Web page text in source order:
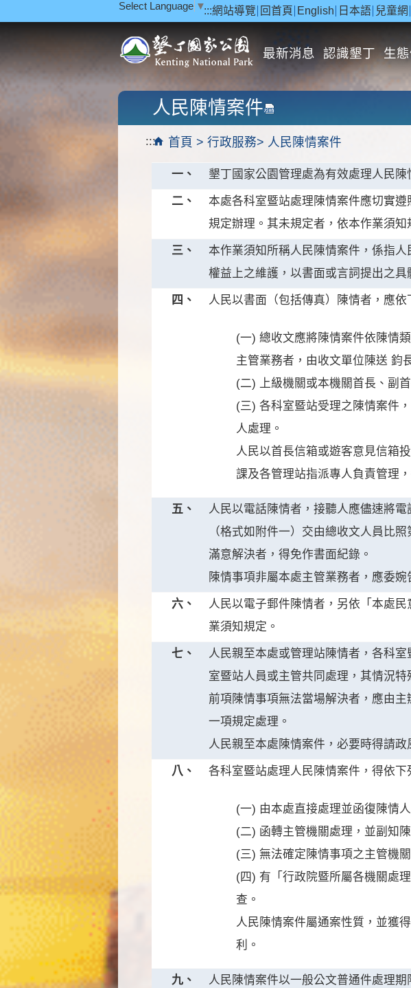
:::網站導覽 回首頁 English 日本語 兒童網
Select Language ▼
最新消息 認識墾丁 生
::: 首頁 行政服務 人民陳情案件
人民陳情案件
一、 墾丁國家公園管理處為有效處理人民
二、
本處各科室暨站處理陳情案件應切實
規定辦理。其未規定者，依本作業須知
三、
本作業須知所稱人民陳情案件，係指
權益上之維護，以書面或言詞提出之具
四、 人民以書面（包括傳真）陳情者，應依
(一) 總收文應將陳情案件依陳情
主管業務者，由收文單位陳送 鈞
(二) 上級機關或本機關首長、副
(三) 各科室暨站受理之陳情案件
人處理。
人民以首長信箱或遊客意見信箱
課及各管理站指派專人負責管理
五、
人民以電話陳情者，接聽人應儘速將
（格式如附件一）交由總收文人員比
滿意解決者，得免作書面紀錄。
陳情事項非屬本處主管業務者，應委
六、
人民以電子郵件陳情者，另依「本處
業須知規定。
七、
人民親至本處或管理站陳情者，各科
室暨站人員或主管共同處理，其情況
前項陳情事項無法當場解決者，應由
一項規定處理。
人民親至本處陳情案件，必要時得請政
八、 各科室暨站處理人民陳情案件，得依下
(一) 由本處直接處理並函復陳情
(二) 函轉主管機關處理，並副知
(三) 無法確定陳情事項之主管機
(四) 有「行政院暨所屬各機關處
查。
人民陳情案件屬通案性質，並獲
利。
九、
人民陳情案件以一般公文普通件處理